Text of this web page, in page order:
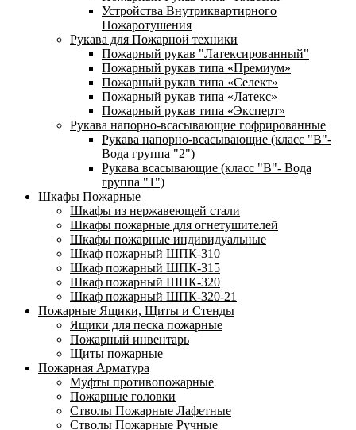
Устройства Внутриквартирного
Пожаротушения
Рукава для Пожарной техники
Пожарный рукав "Латексированный"
Пожарный рукав типа «Премиум»
Пожарный рукав типа «Селект»
Пожарный рукав типа «Латекс»
Пожарный рукав типа «Эксперт»
Рукава напорно-всасывающие гофрированные
Рукава напорно-всасывающие (класс "В"-
Вода группа "2")
Рукава всасывающие (класс "В"- Вода
группа "1")
Шкафы Пожарные
Шкафы из нержавеющей стали
Шкафы пожарные для огнетушителей
Шкафы пожарные индивидуальные
Шкаф пожарный ШПК-310
Шкаф пожарный ШПК-315
Шкаф пожарный ШПК-320
Шкаф пожарный ШПК-320-21
Пожарные Ящики, Щиты и Стенды
Ящики для песка пожарные
Пожарный инвентарь
Щиты пожарные
Пожарная Арматура
Муфты противопожарные
Пожарные головки
Стволы Пожарные Лафетные
Стволы Пожарные Ручные